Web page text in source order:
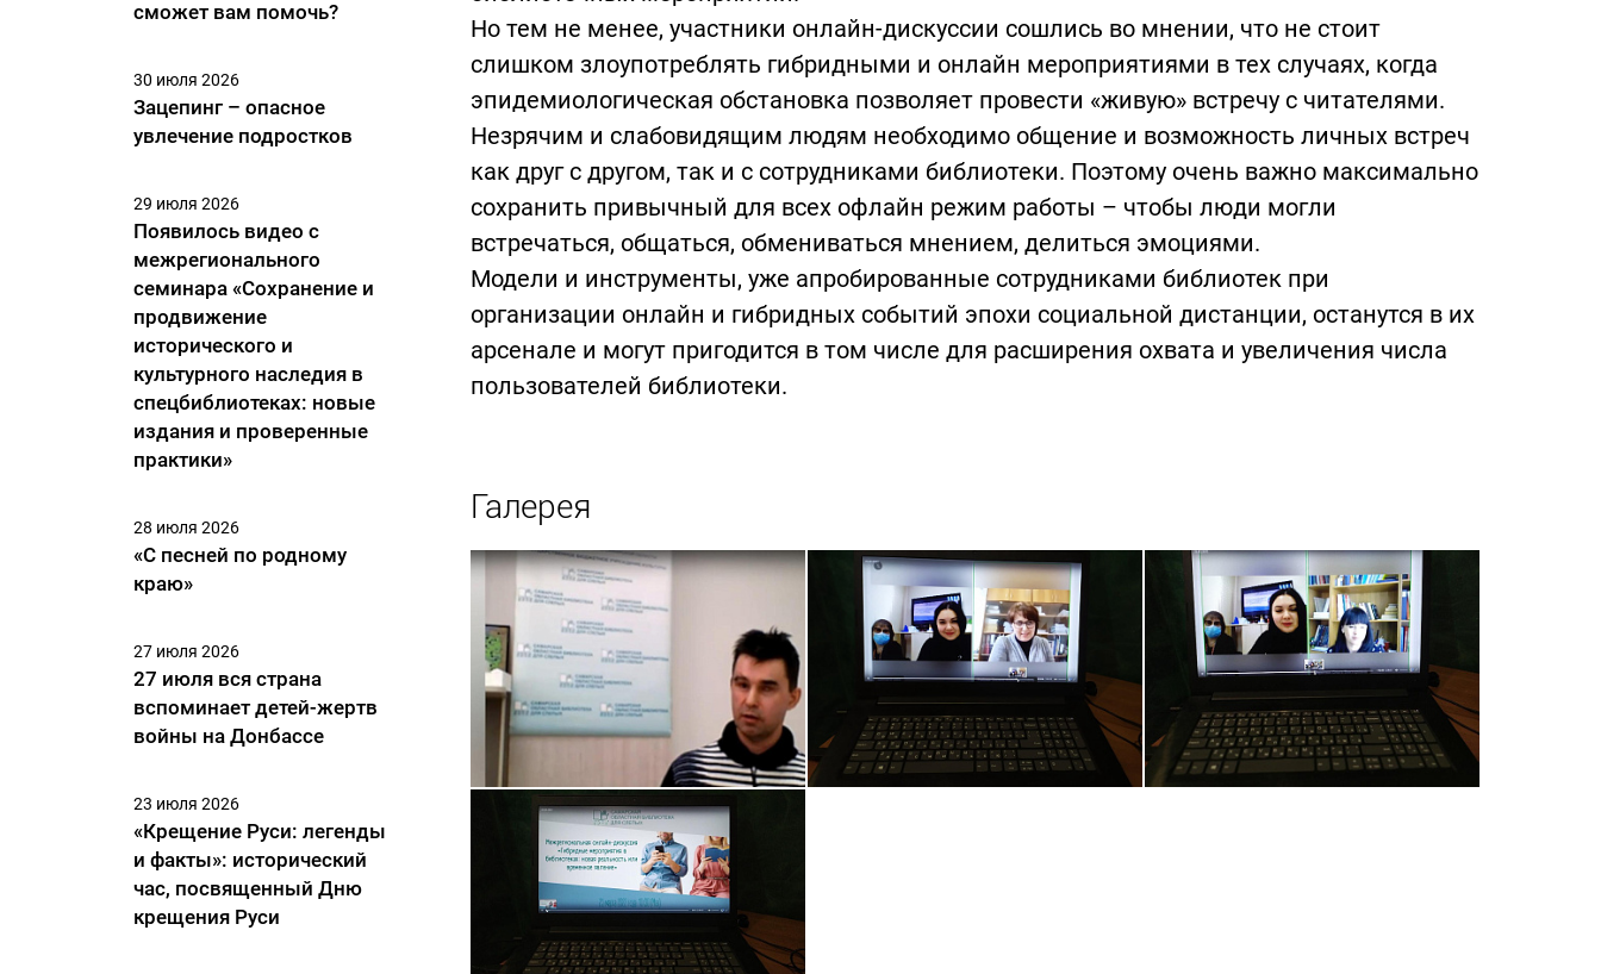
сможет вам помочь?
30 июля 2026
Зацепинг – опасное
увлечение подростков
29 июля 2026
Появилось видео с
межрегионального
семинара «Сохранение и
продвижение
исторического и
культурного наследия в
спецбиблиотеках: новые
издания и проверенные
практики»
28 июля 2026
«С песней по родному
краю»
27 июля 2026
27 июля вся страна
вспоминает детей-жертв
войны на Донбассе
23 июля 2026
«Крещение Руси: легенды
и факты»: исторический
час, посвященный Дню
крещения Руси
Но тем не менее, участники онлайн-дискуссии сошлись во мнении, что не стоит
слишком злоупотреблять гибридными и онлайн мероприятиями в тех случаях, когда
эпидемиологическая обстановка позволяет провести «живую» встречу с читателями.
Незрячим и слабовидящим людям необходимо общение и возможность личных встреч
как друг с другом, так и с сотрудниками библиотеки. Поэтому очень важно максимально
сохранить привычный для всех офлайн режим работы – чтобы люди могли
встречаться, общаться, обмениваться мнением, делиться эмоциями.
Модели и инструменты, уже апробированные сотрудниками библиотек при
организации онлайн и гибридных событий эпохи социальной дистанции, останутся в их
арсенале и могут пригодится в том числе для расширения охвата и увеличения числа
пользователей библиотеки.
Галерея